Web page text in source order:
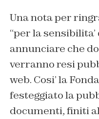
Una nota per
“per la
annunciare che
verranno resi
web. Cosi’ la
festeggiato la
documenti, finiti